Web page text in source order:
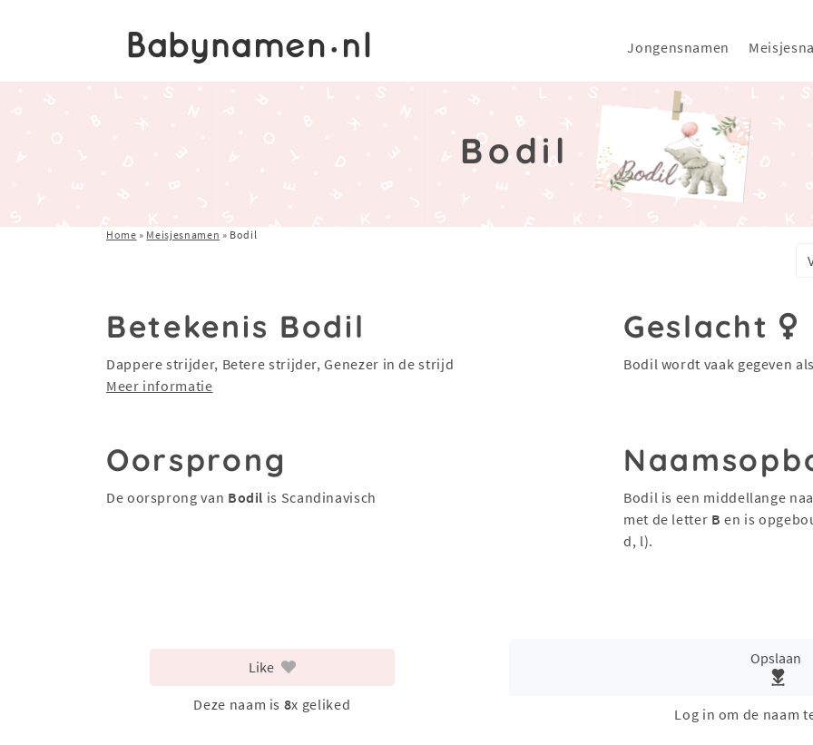
Jongensnamen
Bodil
Home » Meisjesnamen » Bodil
Betekenis Bodil
Dappere strijder, Betere strijder, Genezer in de strijd
Meer informatie
Geslacht
Bodil wordt vaak gegeven
Oorsprong
De oorsprong van Bodil is Scandinavisch
Bodil is een middellange
met de letter B en is
d, l).
Like
Deze naam is 8x geliked
Opslaan
Log in om de naam